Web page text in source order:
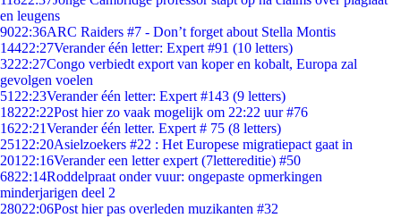
en leugens
9022:36ARC Raiders #7 - Don’t forget about Stella Montis
14422:27Verander één letter: Expert #91 (10 letters)
3222:27Congo verbiedt export van koper en kobalt, Europa zal
gevolgen voelen
51 22:23Verander één letter: Expert #143 (9 letters)
18222:22Post hier zo vaak mogelijk om 22:22 uur #76
1622:21Verander één letter. Expert # 75 (8 letters)
251 22:20Asielzoekers #22 : Het Europese migratiepact gaat in
201 22:16Verander een letter expert (7lettereditie) #50
6822:14Roddelpraat onder vuur: ongepaste opmerkingen
minderjarigen deel 2
28022:06Post hier pas overleden muzikanten #32